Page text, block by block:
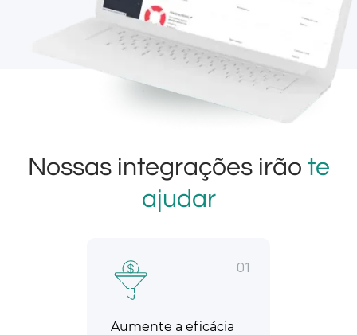
Nossas integrações irão te
ajudar
01
Aumente a eficácia